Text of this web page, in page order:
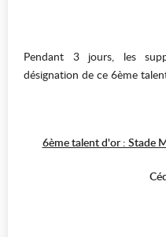
Pendant 3 jours, les
désignation de ce 6ème
6ème talent d'or : Stade